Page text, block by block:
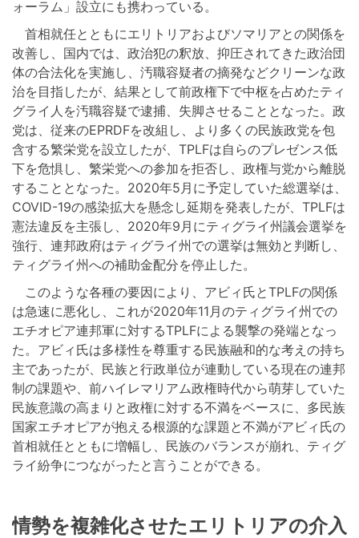
ォーラム」設立にも携わっている。
首相就任とともにエリトリアおよびソマリアとの関係を
改善し、国内では、政治犯の釈放、抑圧されてきた政治団
体の合法化を実施し、汚職容疑者の摘発などクリーンな政
治を目指したが、結果として前政権下で中枢を占めたティ
グライ人を汚職容疑で逮捕、失脚させることとなった。政
党は、従来のEPRDFを改組し、より多くの民族政党を包
含する繁栄党を設立したが、TPLFは自らのプレゼンス低
下を危惧し、繁栄党への参加を拒否し、政権与党から離脱
することとなった。2020年5月に予定していた総選挙は、
COVID-19の感染拡大を懸念し延期を発表したが、TPLFは
憲法違反を主張し、2020年9月にティグライ州議会選挙を
強行、連邦政府はティグライ州での選挙は無効と判断し、
ティグライ州への補助金配分を停止した。
このような各種の要因により、アビィ氏とTPLFの関係
は急速に悪化し、これが2020年11月のティグライ州での
エチオピア連邦軍に対するTPLFによる襲撃の発端となっ
た。アビィ氏は多様性を尊重する民族融和的な考えの持ち
主であったが、民族と行政単位が連動している現在の連邦
制の課題や、前ハイレマリアム政権時代から萌芽していた
民族意識の高まりと政権に対する不満をベースに、多民族
国家エチオピアが抱える根源的な課題と不満がアビィ氏の
首相就任とともに増幅し、民族のバランスが崩れ、ティグ
ライ紛争につながったと言うことができる。
情勢を複雑化させたエリトリアの介入